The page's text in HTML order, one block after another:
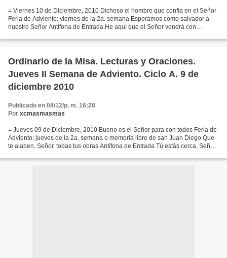
= Viernes 10 de Diciembre, 2010 Dichoso el hombre que confía en el Señor
Feria de Adviento: viernes de la 2a. semana Esperamos como salvador a
nuestro Señor Antífona de Entrada He aquí que el Señor vendrá con
Ordinario de la Misa. Lecturas y Oraciones.
Jueves II Semana de Adviento. Ciclo A. 9 de
diciembre 2010
Publicado en 08/12/p. m. 16:28
Por xcmasmasmas
= Jueves 09 de Diciembre, 2010 Bueno es el Señor para con todos Feria de
Adviento: jueves de la 2a. semana o memoria libre de san Juan Diego Que
te alaben, Señor, todas tus obras Antífona de Entrada Tú estás cerca, Señor,